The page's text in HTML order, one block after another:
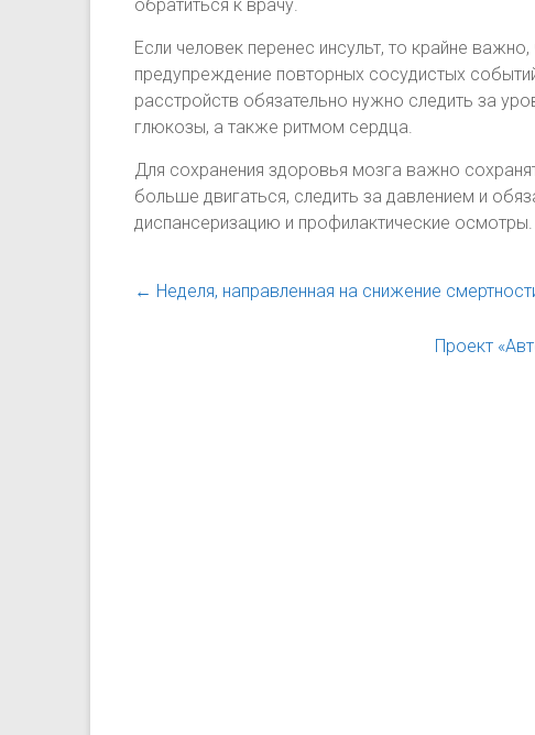
обратиться к врачу.
Если человек перенес инсульт, то крайне
предупреждение повторных сосудистых
расстройств обязательно нужно следить за
глюкозы, а также ритмом сердца.
Для сохранения здоровья мозга важно
больше двигаться, следить за давлением и
диспансеризацию и профилактические осмотры.
← Неделя, направленная на снижение
Проект